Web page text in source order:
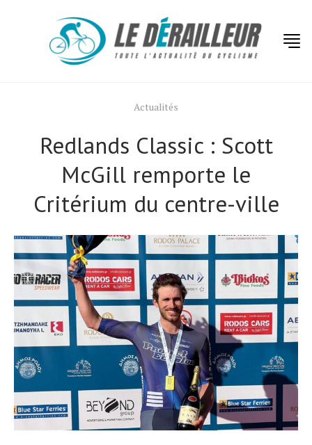
Actualités
Redlands Classic : Scott
McGill remporte le
Critérium du centre-ville
Actualités